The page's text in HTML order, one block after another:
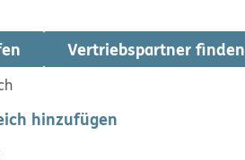
Vertriebspartner finden
hinzufügen